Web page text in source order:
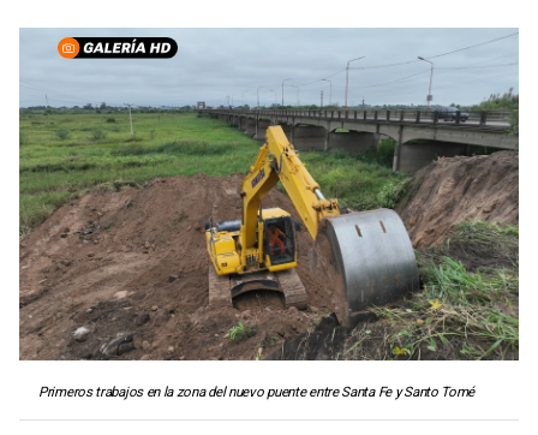
Primeros trabajos en la zona del nuevo puente entre Santa Fe y Santo Tomé